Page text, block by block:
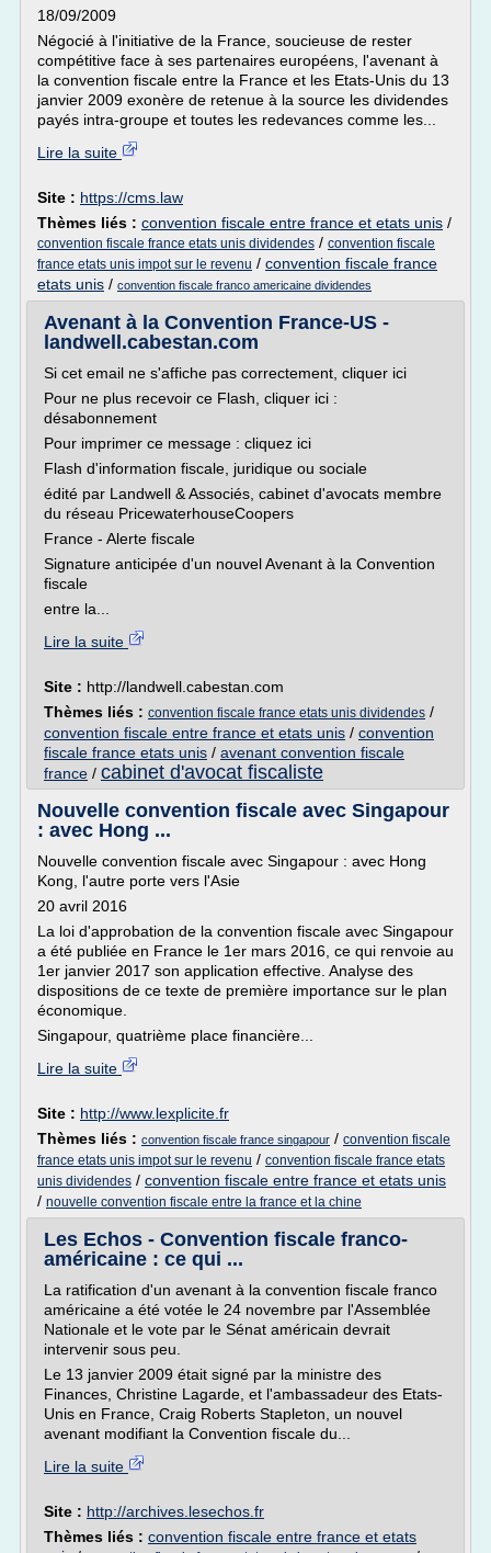
18/09/2009
Négocié à l'initiative de la France, soucieuse de rester
compétitive face à ses partenaires européens, l'avenant à
la convention fiscale entre la France et les Etats-Unis du 13
janvier 2009 exonère de retenue à la source les dividendes
payés intra-groupe et toutes les redevances comme les...
Lire la suite
Site : https://cms.law
Thèmes liés : convention fiscale entre france et etats unis /
convention fiscale france etats unis dividendes / convention fiscale
france etats unis impot sur le revenu / convention fiscale france
etats unis / convention fiscale franco americaine dividendes
Avenant à la Convention France-US -
landwell.cabestan.com
Si cet email ne s'affiche pas correctement, cliquer ici
Pour ne plus recevoir ce Flash, cliquer ici :
désabonnement
Pour imprimer ce message : cliquez ici
Flash d'information fiscale, juridique ou sociale
édité par Landwell & Associés, cabinet d'avocats membre
du réseau PricewaterhouseCoopers
France - Alerte fiscale
Signature anticipée d'un nouvel Avenant à la Convention
fiscale
entre la...
Lire la suite
Site : http://landwell.cabestan.com
Thèmes liés : convention fiscale france etats unis dividendes /
convention fiscale entre france et etats unis / convention
fiscale france etats unis / avenant convention fiscale
france / cabinet d'avocat fiscaliste
Nouvelle convention fiscale avec Singapour
: avec Hong ...
Nouvelle convention fiscale avec Singapour : avec Hong
Kong, l'autre porte vers l'Asie
20 avril 2016
La loi d'approbation de la convention fiscale avec Singapour
a été publiée en France le 1er mars 2016, ce qui renvoie au
1er janvier 2017 son application effective. Analyse des
dispositions de ce texte de première importance sur le plan
économique.
Singapour, quatrième place financière...
Lire la suite
Site : http://www.lexplicite.fr
Thèmes liés : convention fiscale france singapour / convention fiscale
france etats unis impot sur le revenu / convention fiscale france etats
unis dividendes / convention fiscale entre france et etats unis
/ nouvelle convention fiscale entre la france et la chine
Les Echos - Convention fiscale franco-
américaine : ce qui ...
La ratification d'un avenant à la convention fiscale franco
américaine a été votée le 24 novembre par l'Assemblée
Nationale et le vote par le Sénat américain devrait
intervenir sous peu.
Le 13 janvier 2009 était signé par la ministre des
Finances, Christine Lagarde, et l'ambassadeur des Etats-
Unis en France, Craig Roberts Stapleton, un nouvel
avenant modifiant la Convention fiscale du...
Lire la suite
Site : http://archives.lesechos.fr
Thèmes liés : convention fiscale entre france et etats